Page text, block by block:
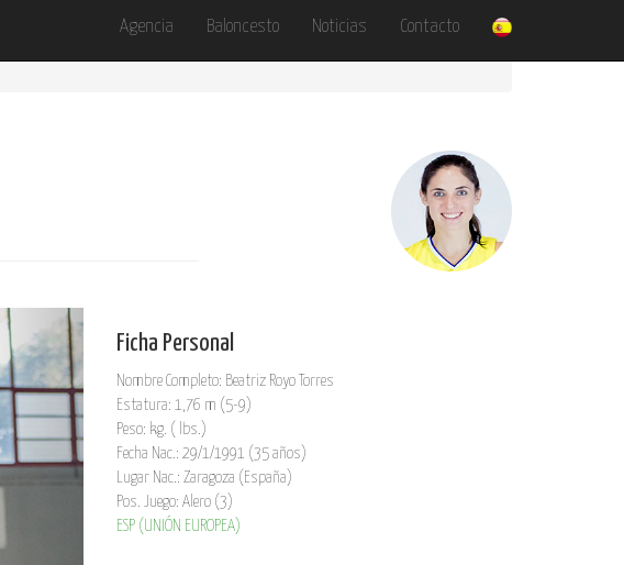
Agencia Baloncesto Noticias Contacto
Ficha Personal
Nombre Completo: Beatriz Royo Torres
Estatura: 1,76 m (5-9)
Peso: kg. ( lbs.)
Fecha Nac.: 29/1/1991 (35 años)
Lugar Nac.: Zaragoza (España)
Pos. Juego: Alero (3)
ESP (UNIÓN EUROPEA)